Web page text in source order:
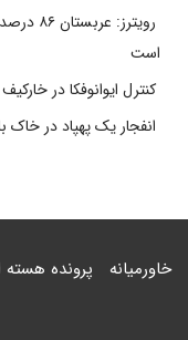
است
کنترل ایوانوفکا در
انفجار یک پهپاد در خاک
خاورمیانه پرونده هسته